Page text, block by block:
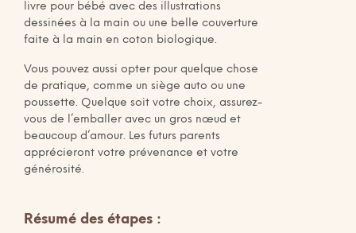
livre pour bébé avec des illustrations
dessinées à la main ou une belle couverture
faite à la main en coton biologique.
Vous pouvez aussi opter pour quelque chose
de pratique, comme un siège auto ou une
poussette. Quelque soit votre choix, assurez-
vous de l’emballer avec un gros nœud et
beaucoup d’amour. Les futurs parents
apprécieront votre prévenance et votre
générosité.
Résumé des étapes :